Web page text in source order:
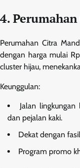
4.
Perumahan Citra
dengan harga mulai
cluster hijau,
Keunggulan:
Jalan
dan pejalan kaki.
Dekat dengan
Program promo